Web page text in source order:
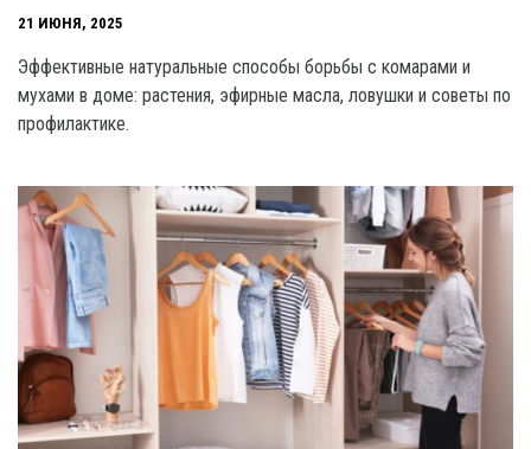
21 ИЮНЯ, 2025
Эффективные натуральные способы борьбы с комарами и
мухами в доме: растения, эфирные масла, ловушки и советы по
профилактике.